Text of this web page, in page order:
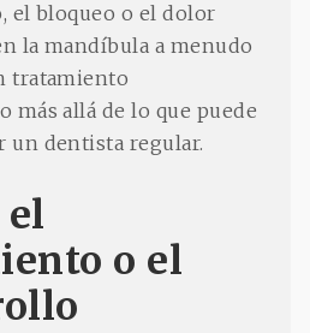
el bloqueo o el dolor
la mandíbula a menudo
tratamiento
más allá de lo que puede
un dentista regular.
el
o el